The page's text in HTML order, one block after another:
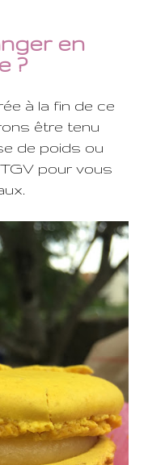
en
?
à la fin de ce
être tenu
de poids ou
pour vous